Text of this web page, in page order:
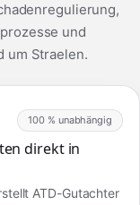
und
um Straelen.
100 % unabhängig
direkt in
ATD-Gutachter